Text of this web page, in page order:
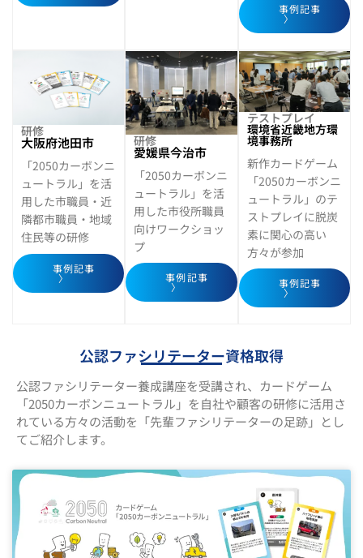
事例記事
〉
研修
大阪府池田市
「2050カーボンニ
ュートラル」を活
用した市職員・近
隣都市職員・地域
住民等の研修
事例記事
〉
研修
愛媛県今治市
「2050カーボンニ
ュートラル」を活
用した市役所職員
向けワークショッ
プ
事例記事
〉
テストプレイ
環境省近畿地方環
境事務所
新作カードゲーム
「2050カーボンニ
ュートラル」のテ
ストプレイに脱炭
素に関心の高い
方々が参加
事例記事
〉
公認ファシリテーター資格取得
公認ファシリテーター養成講座を受講され、カードゲーム
「2050カーボンニュートラル」を自社や顧客の研修に活用さ
れている方々の活動を「先輩ファシリテーターの足跡」とし
てご紹介します。